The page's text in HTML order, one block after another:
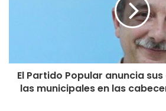
El Partido Popular anuncia
las municipales en las